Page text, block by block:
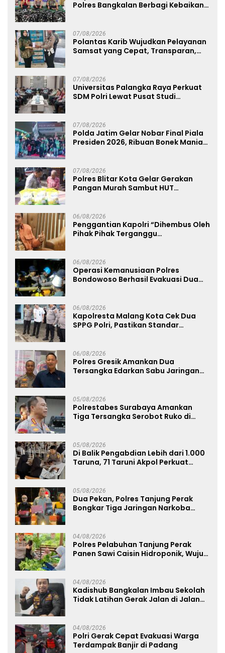
Polres Bangkalan Berbagi Kebaikan
07/08/2026
Polantas Karib Wujudkan Pelayanan
Samsat yang Cepat, Transparan,
07/08/2026
Universitas Palangka Raya Perkuat
SDM Polri Lewat Pusat Studi
07/08/2026
Polda Jatim Gelar Nobar Final Piala
Presiden 2026, Ribuan Bonek Mania
07/08/2026
Polres Blitar Kota Gelar Gerakan
Pangan Murah Sambut HUT
06/08/2026
Penggantian Kapolri “Dihembus Oleh
Pihak Pihak Terganggu
06/08/2026
Operasi Kemanusiaan Polres
Bondowoso Berhasil Evakuasi Dua
06/08/2026
Kapolresta Malang Kota Cek Dua
SPPG Polri, Pastikan Standar
06/08/2026
Polres Gresik Amankan Dua
Tersangka Edarkan Sabu Jaringan
05/08/2026
Polrestabes Surabaya Amankan
Tiga Tersangka Serobot Ruko di
05/08/2026
Di Balik Pengabdian Lebih dari 1.000
Taruna, 71 Taruni Akpol Perkuat
05/08/2026
Dua Pekan, Polres Tanjung Perak
Bongkar Tiga Jaringan Narkoba
04/08/2026
Polres Pelabuhan Tanjung Perak
Panen Sawi Caisin Hidroponik, Wujud
04/08/2026
Kadishub Bangkalan Imbau Sekolah
Tidak Latihan Gerak Jalan di Jalan
04/08/2026
Polri Gerak Cepat Evakuasi Warga
Terdampak Banjir di Padang